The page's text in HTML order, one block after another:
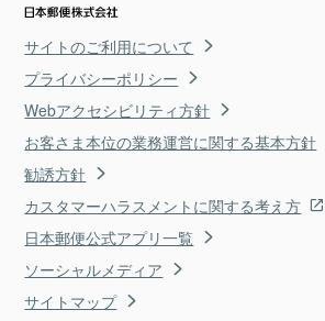
サイトのご利用について
プライバシーポリシー
Webアクセシビリティ方針
お客さま本位の業務運営に関する基本方針
勧誘方針
カスタマーハラスメントに関する考え方
日本郵便公式アプリ一覧
ソーシャルメディア
サイトマップ